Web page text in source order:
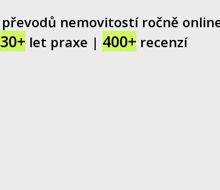
převodů nemovitostí ročně
30+ let praxe | 400+ recenzí